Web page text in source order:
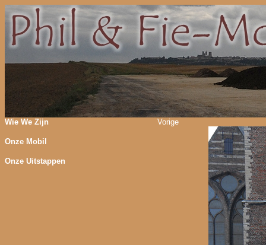
Wie We Zijn
Onze Mobil
Onze Uitstappen
Vorige